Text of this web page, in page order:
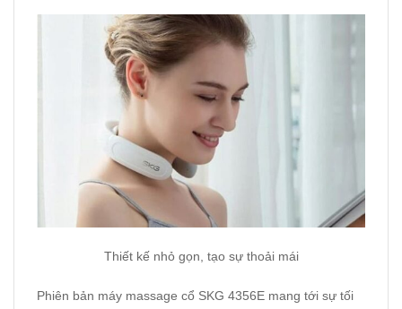
Thiết kế nhỏ gọn, tạo sự thoải mái
Phiên bản máy massage cổ SKG 4356E mang tới sự tối